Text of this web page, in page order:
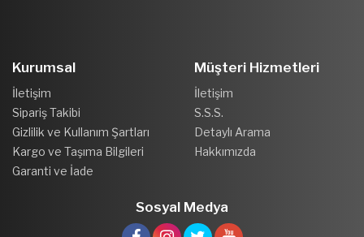
Kurumsal
İletişim
Sipariş Takibi
Gizlilik ve Kullanım Şartları
Kargo ve Taşıma Bilgileri
Garanti ve İade
Müşteri Hizmetleri
İletişim
S.S.S.
Detaylı Arama
Hakkımızda
Sosyal Medya